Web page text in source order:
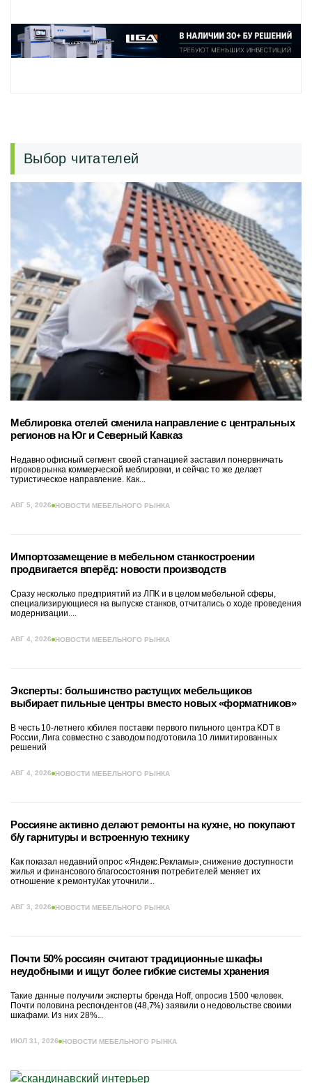
Выбор читателей
Меблировка отелей сменила направление с центральных
регионов на Юг и Северный Кавказ
Недавно офисный сегмент своей стагнацией заставил понервничать
игроков рынка коммерческой меблировки, и сейчас то же делает
туристическое направление. Как...
АВГ 5, 2026 НОВОСТИ МЕБЕЛЬНОГО РЫНКА
Импортозамещение в мебельном станкостроении
продвигается вперёд: новости производств
Сразу несколько предприятий из ЛПК и в целом мебельной сферы,
специализирующиеся на выпуске станков, отчитались о ходе проведения
модернизации....
АВГ 4, 2026 НОВОСТИ МЕБЕЛЬНОГО РЫНКА
Эксперты: большинство растущих мебельщиков
выбирает пильные центры вместо новых «форматников»
В честь 10-летнего юбилея поставки первого пильного центра KDT в
России, Лига совместно с заводом подготовила 10 лимитированных
решений
АВГ 4, 2026 НОВОСТИ МЕБЕЛЬНОГО РЫНКА
Россияне активно делают ремонты на кухне, но покупают
б/у гарнитуры и встроенную технику
Как показал недавний опрос «Яндекс.Рекламы», снижение доступности
жилья и финансового благосостояния потребителей меняет их
отношение к ремонту.Как уточнили...
АВГ 3, 2026 НОВОСТИ МЕБЕЛЬНОГО РЫНКА
Почти 50% россиян считают традиционные шкафы
неудобными и ищут более гибкие системы хранения
Такие данные получили эксперты бренда Hoff, опросив 1500 человек.
Почти половина респондентов (48,7%) заявили о недовольстве своими
шкафами. Из них 28%...
ИЮЛ 31, 2026 НОВОСТИ МЕБЕЛЬНОГО РЫНКА